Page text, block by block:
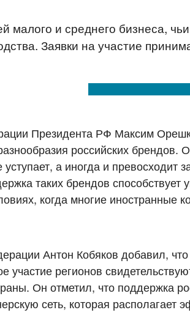
малого и среднего бизнеса,
Заявки на участие
Президента РФ Максим
российских брендов.
а иногда и превосходит
таких брендов способствует
когда многие иностранные
Антон Кобяков добавил,
участие регионов
Он отметил, что поддержка
сеть, которая располагает